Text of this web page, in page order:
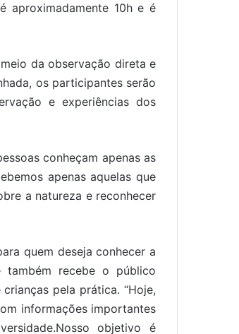
aproximadamente 10h e é
da observação direta e
os participantes serão
e experiências dos
conheçam apenas as
apenas aquelas que
a natureza e reconhecer
quem deseja conhecer a
recebe o público
pela prática. “Hoje,
informações importantes
objetivo é